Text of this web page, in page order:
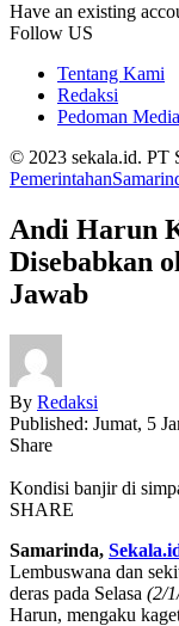
Have an existing
Follow US
Tentang Kami
Redaksi
Pedoman
© 2023 sekala.id. PT
Pemerintahan
Andi Harun
Disebabkan
Jawab
By Redaksi
Published: Jumat, 5
Share
Kondisi banjir di
SHARE
Samarinda,
Lembuswana dan
deras pada Selasa (2/
Harun, mengaku